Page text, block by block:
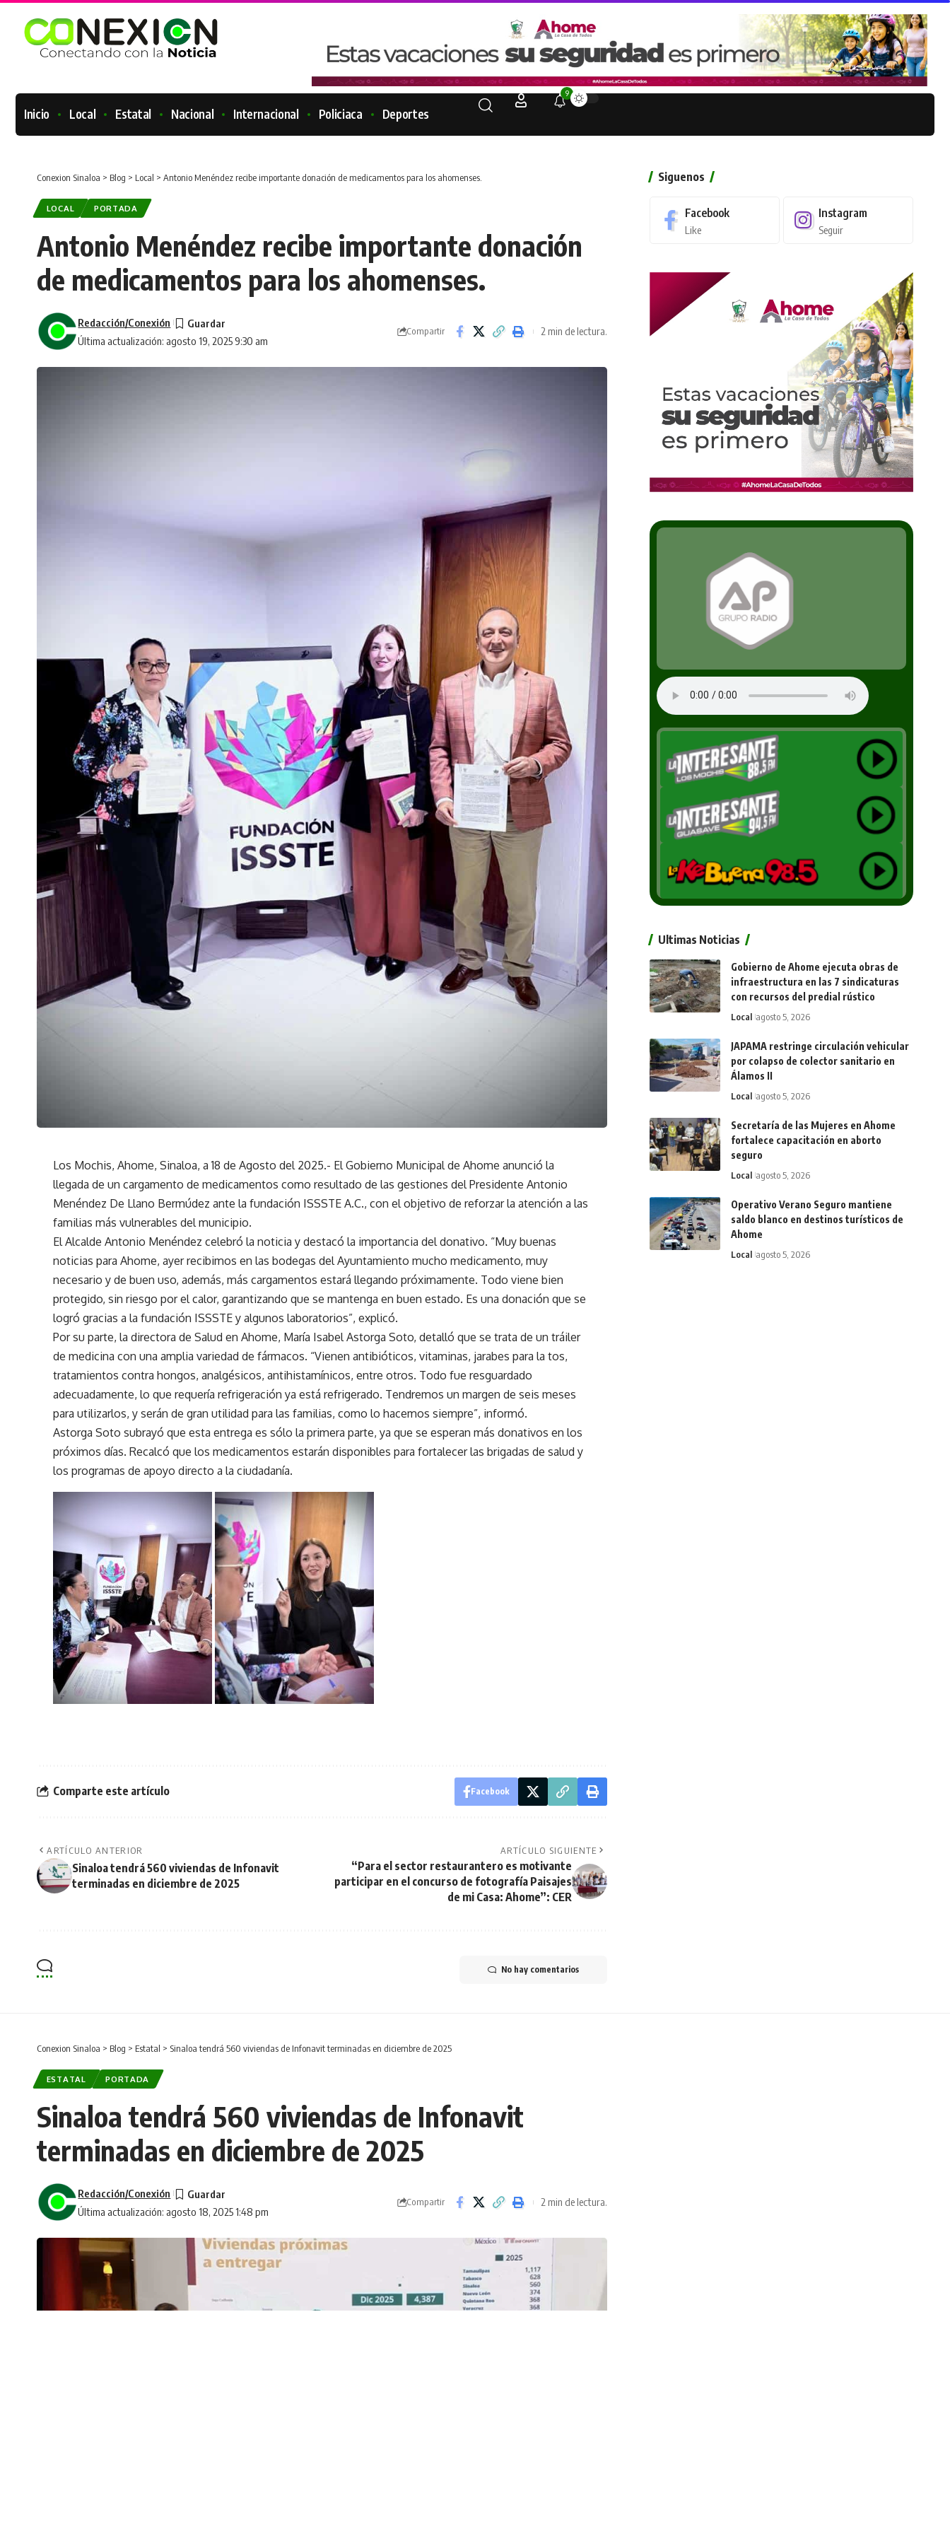
Inicio Local Estatal Nacional Internacional Policiaca Deportes
9
Conexion Sinaloa > Blog > Local > Antonio Menéndez recibe importante donación de medicamentos para los ahomenses.
LOCAL PORTADA
Antonio Menéndez recibe importante donación
de medicamentos para los ahomenses.
Última actualización: agosto 19, 2025 9:30 am
Redacción/Conexión
Compartir 2 min de lectura.
Los Mochis, Ahome, Sinaloa, a 18 de Agosto del 2025.- El Gobierno Municipal de Ahome anunció la
llegada de un cargamento de medicamentos como resultado de las gestiones del Presidente Antonio
Menéndez De Llano Bermúdez ante la fundación ISSSTE A.C., con el objetivo de reforzar la atención a las
familias más vulnerables del municipio.
El Alcalde Antonio Menéndez celebró la noticia y destacó la importancia del donativo. “Muy buenas
noticias para Ahome, ayer recibimos en las bodegas del Ayuntamiento mucho medicamento, muy
necesario y de buen uso, además, más cargamentos estará llegando próximamente. Todo viene bien
protegido, sin riesgo por el calor, garantizando que se mantenga en buen estado. Es una donación que se
logró gracias a la fundación ISSSTE y algunos laboratorios”, explicó.
Por su parte, la directora de Salud en Ahome, María Isabel Astorga Soto, detalló que se trata de un tráiler
de medicina con una amplia variedad de fármacos. “Vienen antibióticos, vitaminas, jarabes para la tos,
tratamientos contra hongos, analgésicos, antihistamínicos, entre otros. Todo fue resguardado
adecuadamente, lo que requería refrigeración ya está refrigerado. Tendremos un margen de seis meses
para utilizarlos, y serán de gran utilidad para las familias, como lo hacemos siempre”, informó.
Astorga Soto subrayó que esta entrega es sólo la primera parte, ya que se esperan más donativos en los
próximos días. Recalcó que los medicamentos estarán disponibles para fortalecer las brigadas de salud y
los programas de apoyo directo a la ciudadanía.
Comparte este artículo Facebook
ARTÍCULO ANTERIOR
Sinaloa tendrá 560 viviendas de Infonavit
terminadas en diciembre de 2025
ARTÍCULO SIGUIENTE
“Para el sector restaurantero es motivante
participar en el concurso de fotografía Paisajes
de mi Casa: Ahome”: CER
No hay comentarios
Siguenos
Facebook
Like
Instagram
Seguir
Ultimas Noticias
Gobierno de Ahome ejecuta obras de
infraestructura en las 7 sindicaturas
con recursos del predial rústico
Local agosto 5, 2026
JAPAMA restringe circulación vehicular
por colapso de colector sanitario en
Álamos II
Local agosto 5, 2026
Secretaría de las Mujeres en Ahome
fortalece capacitación en aborto
seguro
Local agosto 5, 2026
Operativo Verano Seguro mantiene
saldo blanco en destinos turísticos de
Ahome
Local agosto 5, 2026
Conexion Sinaloa > Blog > Estatal > Sinaloa tendrá 560 viviendas de Infonavit terminadas en diciembre de 2025
ESTATAL PORTADA
Sinaloa tendrá 560 viviendas de Infonavit
terminadas en diciembre de 2025
Última actualización: agosto 18, 2025 1:48 pm
Redacción/Conexión
Compartir 2 min de lectura.